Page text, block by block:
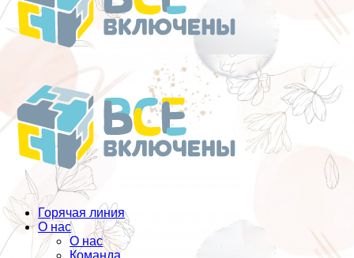
Горячая линия
О нас
О нас